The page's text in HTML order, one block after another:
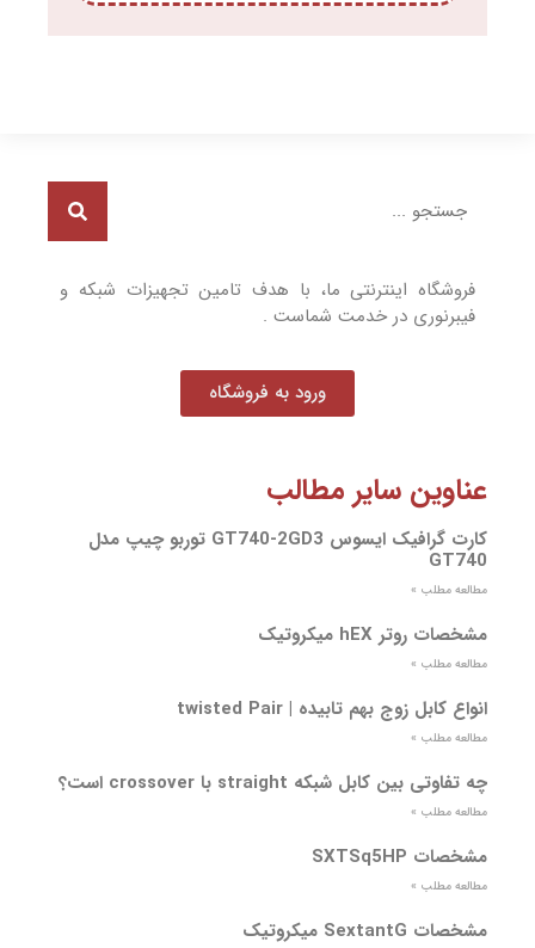
فروشگاه اینترنتی ما، با هدف تامین تجهیزات شبکه و
فیبرنوری در خدمت شماست .
ورود به فروشگاه
عناوین سایر مطالب
کارت گرافیک ایسوس GT740-2GD3 توربو چیپ مدل
GT740
مطالعه مطلب »
مشخصات روتر hEX میکروتیک
مطالعه مطلب »
انواع کابل زوج بهم تابیده | twisted Pair
مطالعه مطلب »
چه تفاوتی بین کابل شبکه straight با crossover است؟
مطالعه مطلب »
مشخصات SXTSq5HP
مطالعه مطلب »
مشخصات SextantG میکروتیک